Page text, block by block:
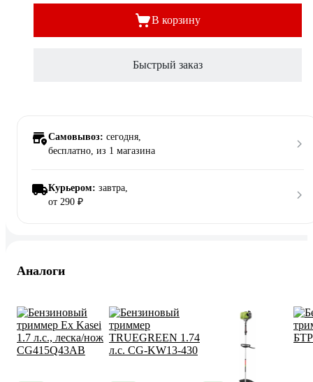
В корзину
Быстрый заказ
Самовывоз: сегодня,
бесплатно, из 1 магазина
Курьером: завтра,
от 290 ₽
Аналоги